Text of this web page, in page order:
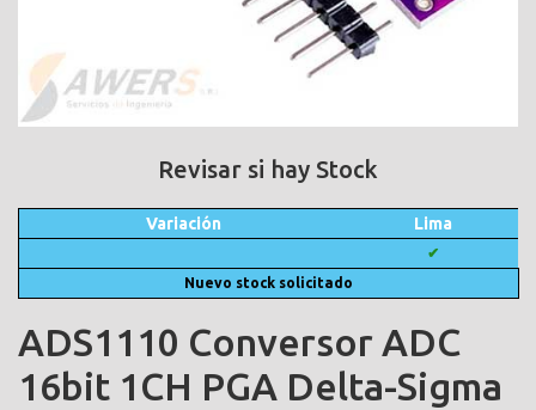
Revisar si hay Stock
Variación Lima
✔
Nuevo stock solicitado
ADS1110 Conversor ADC
16bit 1CH PGA Delta-Sigma